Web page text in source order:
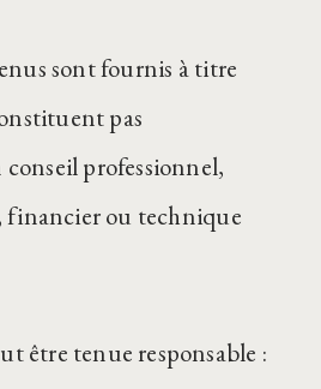
sont fournis à titre
pas
professionnel,
ou technique
être tenue responsable :